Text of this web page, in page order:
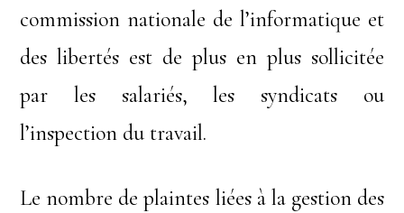
commission nationale de l’informatique et
des libertés est de plus en plus sollicitée
par les salariés, les syndicats ou
l’inspection du travail.
Le nombre de plaintes liées à la gestion des